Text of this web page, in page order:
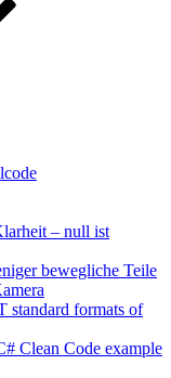
– null ist
bewegliche Teile
standard formats of
Clean Code example